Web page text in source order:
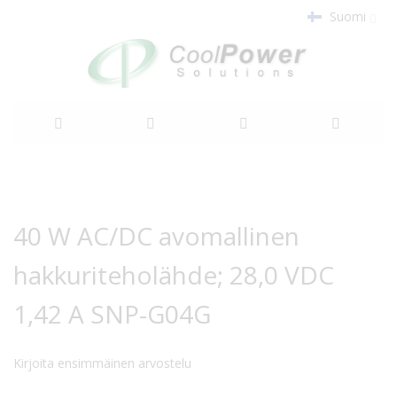
Suomi
loppuun
alkuun
40 W AC/DC avomallinen
hakkuriteholähde; 28,0 VDC
1,42 A SNP-G04G
Kirjoita ensimmäinen arvostelu